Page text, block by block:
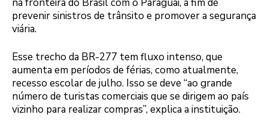
prevenir sinistros de trânsito e promover a segurança
viária.
Esse trecho da BR-277 tem fluxo intenso, que
aumenta em períodos de férias, como atualmente,
recesso escolar de julho. Isso se deve “ao grande
número de turistas comerciais que se dirigem ao país
vizinho para realizar compras”, explica a instituição.